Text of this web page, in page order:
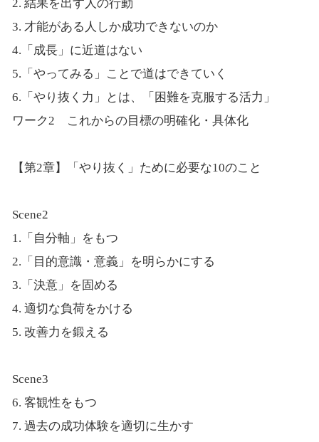
2. 結果を出す人の行動
3. 才能がある人しか成功できないのか
4.「成長」に近道はない
5.「やってみる」ことで道はできていく
6.「やり抜く力」とは、「困難を克服する活力」
ワーク2 これからの目標の明確化・具体化
【第2章】「やり抜く」ために必要な10のこと
Scene2
1.「自分軸」をもつ
2.「目的意識・意義」を明らかにする
3.「決意」を固める
4. 適切な負荷をかける
5. 改善力を鍛える
Scene3
6. 客観性をもつ
7. 過去の成功体験を適切に生かす